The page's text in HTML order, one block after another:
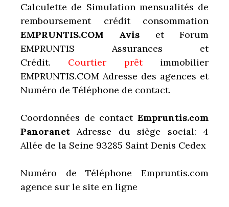
Calculette de Simulation mensualités de
remboursement crédit consommation
EMPRUNTIS.COM Avis et Forum
EMPRUNTIS Assurances et
Crédit.
Courtier prêt immobilier
EMPRUNTIS.COM Adresse des agences et
Numéro de Téléphone de contact.
Coordonnées de contactEmpruntis.com
Panoranet Adresse du siège social: 4
Allée de la Seine 93285 Saint Denis Cedex
Numéro de Téléphone Empruntis.com
agence sur le site en ligne